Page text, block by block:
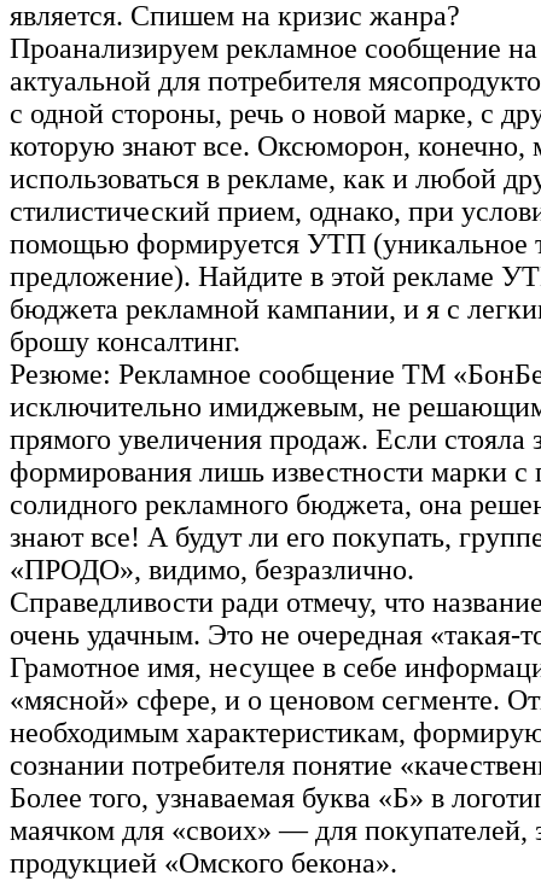
является. Спишем на кризис жанра?
Проанализируем рекламное сообщение
актуальной для потребителя
с одной стороны, речь о новой марке, с
которую знают все. Оксюморон, конечно,
использоваться в рекламе, как и любой
стилистический прием, однако, при
помощью формируется УТП (уникальное
предложение). Найдите в этой рекламе
бюджета рекламной кампании, и я с
брошу консалтинг.
Резюме: Рекламное сообщение ТМ
исключительно имиджевым, не
прямого увеличения продаж. Если стояла
формирования лишь известности марки
солидного рекламного бюджета, она
знают все! А будут ли его покупать,
«ПРОДО», видимо, безразлично.
Справедливости ради отмечу, что
очень удачным. Это не очередная «такая-
Грамотное имя, несущее в себе
«мясной» сфере, и о ценовом сегменте.
необходимым характеристикам,
сознании потребителя понятие
Более того, узнаваемая буква «Б» в
маячком для «своих» — для покупателей,
продукцией «Омского бекона».